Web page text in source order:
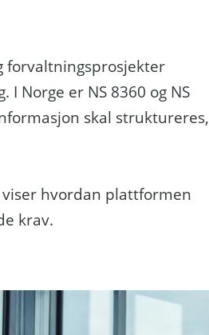
forvaltningsprosjekter
Norge er NS 8360 og NS
skal struktureres,
hvordan plattformen
krav.